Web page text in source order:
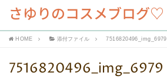
さゆりのコスメブログ♡
HOME 添付ファイル 7516820496_img_6979
7516820496_img_6979